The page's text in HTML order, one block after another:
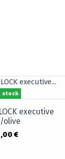
stock
executive
olive
€